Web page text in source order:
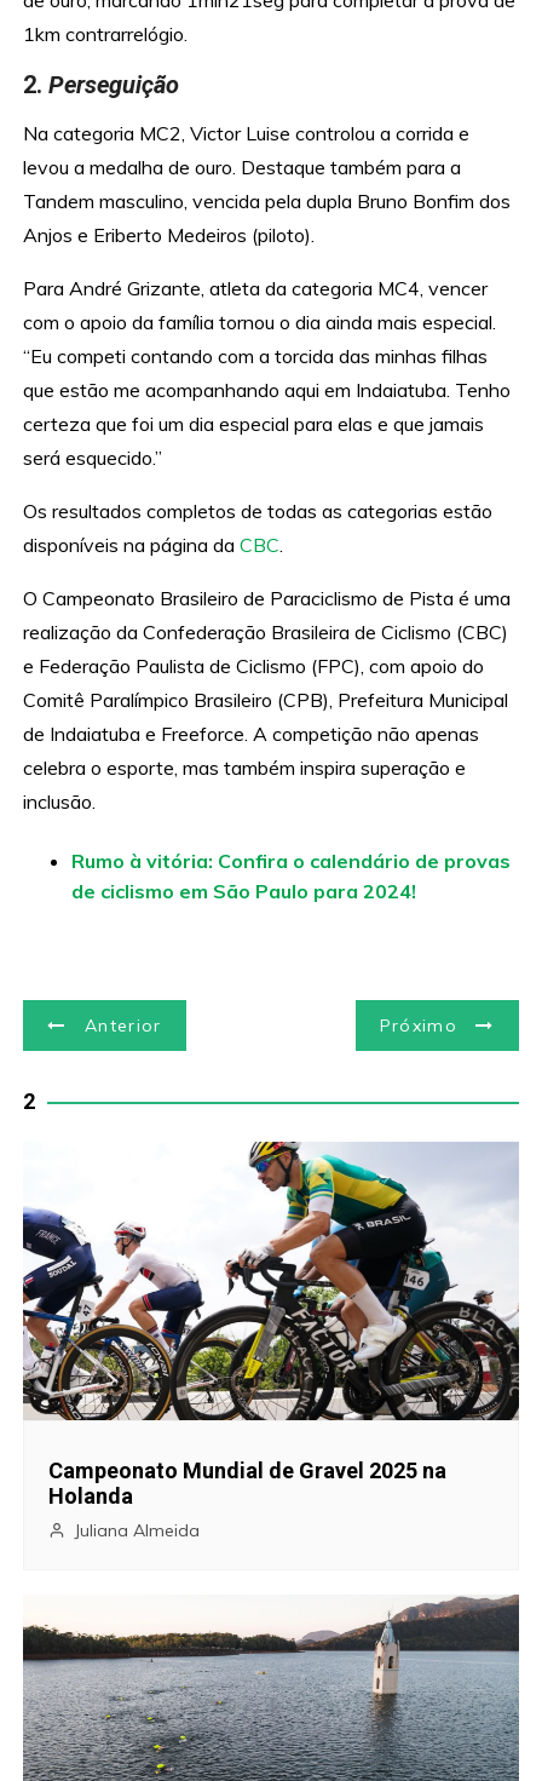
1km contrarrelógio.
2.Perseguição
Na categoria MC2, Victor Luise controlou a corrida e
levou a medalha de ouro. Destaque também para a
Tandem masculino, vencida pela dupla Bruno Bonfim dos
Anjos e Eriberto Medeiros (piloto).
Para André Grizante, atleta da categoria MC4, vencer
com o apoio da família tornou o dia ainda mais especial.
“Eu competi contando com a torcida das minhas filhas
que estão me acompanhando aqui em Indaiatuba. Tenho
certeza que foi um dia especial para elas e que jamais
será esquecido.”
Os resultados completos de todas as categorias estão
disponíveis na página daCBC.
O Campeonato Brasileiro de Paraciclismo de Pista é uma
realização da Confederação Brasileira de Ciclismo (CBC)
e Federação Paulista de Ciclismo (FPC), com apoio do
Comitê Paralímpico Brasileiro (CPB), Prefeitura Municipal
de Indaiatuba e Freeforce. A competição não apenas
celebra o esporte, mas também inspira superação e
inclusão.
Rumo à vitória: Confira o calendário de provas
de ciclismo em São Paulo para 2024!
N
g
a
ç
ã
o
s
t
Anterior Próximo
2
Campeonato Mundial de Gravel 2025 na
Holanda
Juliana Almeida